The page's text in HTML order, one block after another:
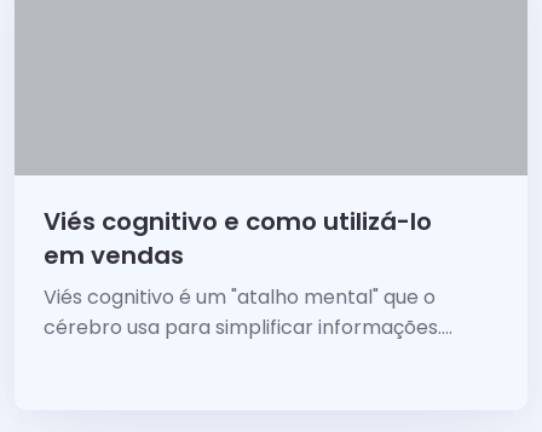
Viés cognitivo e como utilizá-lo
em vendas
Viés cognitivo é um "atalho mental" que o
cérebro usa para simplificar informações.